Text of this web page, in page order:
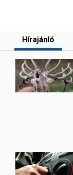
Hírajánló